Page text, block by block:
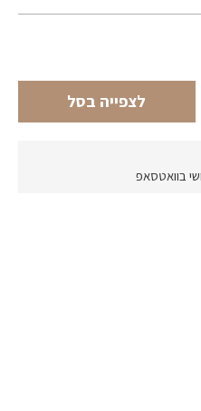
לצפייה בסל
בוואטסאפ